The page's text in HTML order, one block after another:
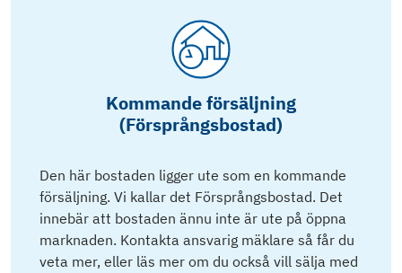
Kommande försäljning
(Försprångsbostad)
Den här bostaden ligger ute som en kommande
försäljning. Vi kallar det Försprångsbostad. Det
innebär att bostaden ännu inte är ute på öppna
marknaden. Kontakta ansvarig mäklare så får du
veta mer, eller läs mer om du också vill sälja med